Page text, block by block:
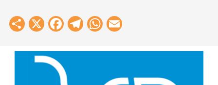
Share
X Facebook
Telegram
WhatsApp